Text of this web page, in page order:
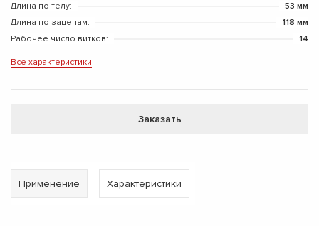
Длина по телу:
53 мм
Длина по зацепам:
118 мм
Рабочее число витков:
14
Все характеристики
Заказать
Применение Характеристики